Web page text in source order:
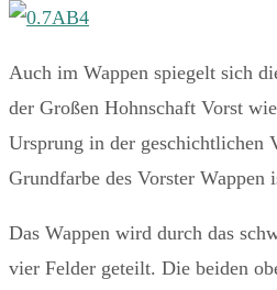
Auch im Wappen spiegelt sich
der Großen Hohnschaft Vorst
Ursprung in der geschichtlichen
Grundfarbe des Vorster Wappen
Das Wappen wird durch das
vier Felder geteilt. Die beiden